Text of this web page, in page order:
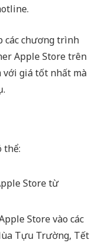
các chương trình
Apple Store trên
với giá tốt nhất mà
thể:
Store từ
Store vào các
Tựu Trường, Tết